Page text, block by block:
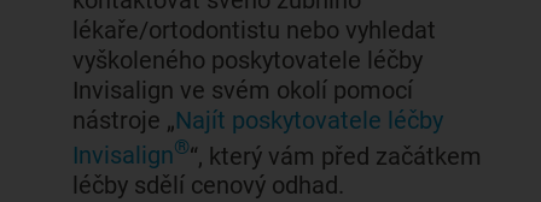
lékaře/ortodontistu nebo vyhledat
vyškoleného poskytovatele léčby
Invisalign ve svém okolí pomocí
nástroje „Najít poskytovatele léčby
Invisalign®“, který vám před začátkem
léčby sdělí cenový odhad.